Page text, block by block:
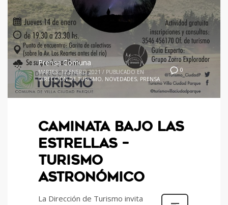
0
Prensa Comuna
MARTES, 12 ENERO 2021 / PUBLICADO EN
DIRECCIÓN DE TURISMO, NOVEDADES, PRENSA
CAMINATA BAJO LAS
ESTRELLAS –
TURISMO
ASTRONÓMICO
La Dirección de Turismo invita